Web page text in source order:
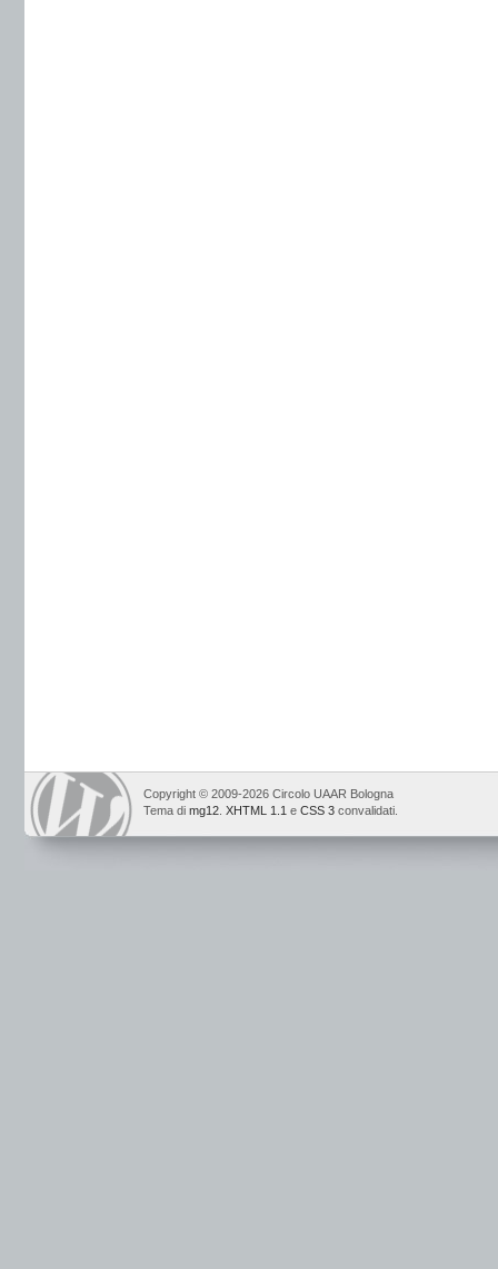
Copyright © 2009-2026 Circolo UAAR Bologna
Tema di mg12 XHTML 1.1 e CSS 3 convalidati.